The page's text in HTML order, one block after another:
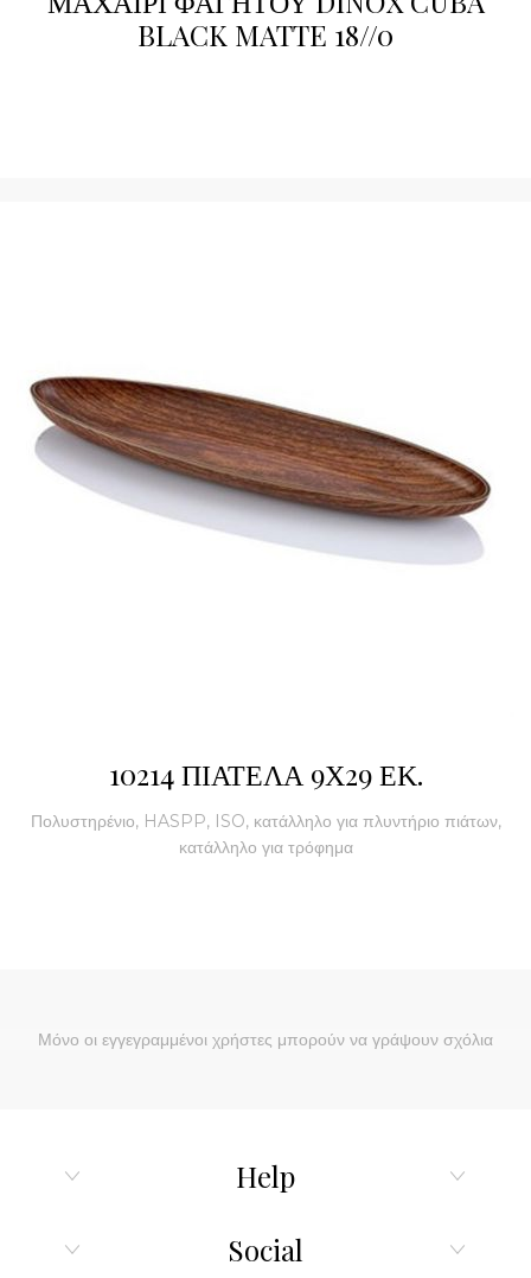
BLACK MATTE 18//0
10214 ΠΙΑΤΕΛΑ 9Χ29 ΕΚ.
Πολυστηρένιο, HASPP, ISO, κατάλληλο για πλυντήριο πιάτων,
κατάλληλο για τρόφημα
Μόνο οι εγγεγραμμένοι χρήστες μπορούν να γράψουν σχόλια
Help
Social